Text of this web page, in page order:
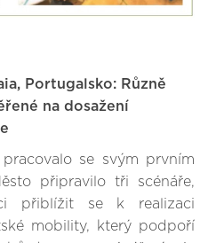
Portugalsko: Různě
na dosažení
se svým prvním
připravilo tři scénáře,
přiblížit se k realizaci
mobility, který podpoří